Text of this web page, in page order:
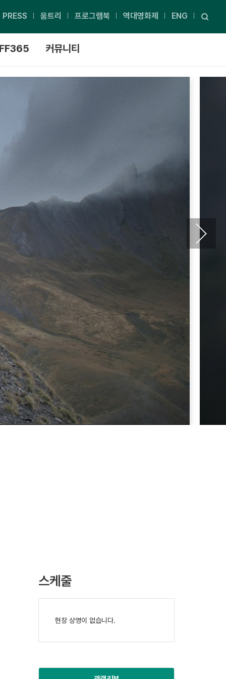
PRESS 움트리 프로그램북 역대영화제 ENG
커뮤니티
스케줄
현장 상영이 없습니다.